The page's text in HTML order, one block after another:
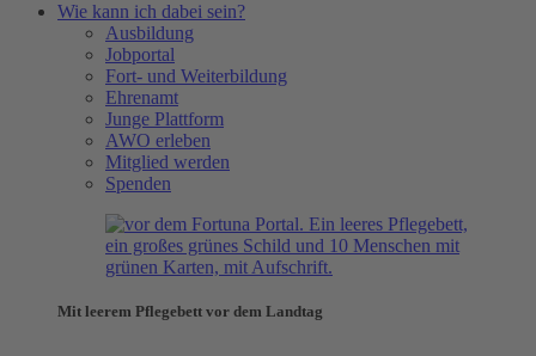
Wie kann ich dabei sein?
Ausbildung
Jobportal
Fort- und Weiterbildung
Ehrenamt
Junge Plattform
AWO erleben
Mitglied werden
Spenden
Mit leerem Pflegebett vor dem Landtag